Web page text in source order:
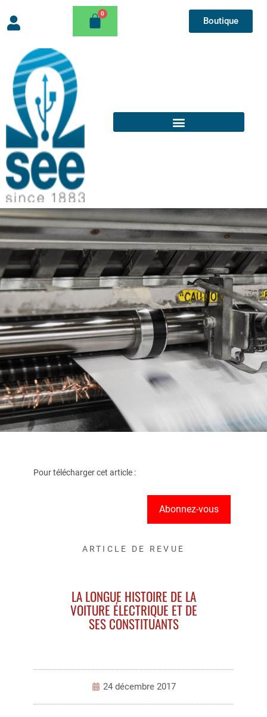
Boutique
Pour télécharger cet article :
Abonnez-vous
ARTICLE DE REVUE
LA LONGUE HISTOIRE DE LA
VOITURE ÉLECTRIQUE ET DE
SES CONSTITUANTS
24 décembre 2017